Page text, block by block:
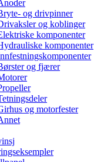
og drivpinner
og koblinger
komponenter
komponenter
og fjærer
og motorfester